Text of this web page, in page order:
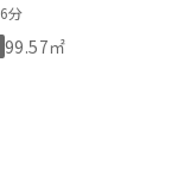
分
99.57㎡